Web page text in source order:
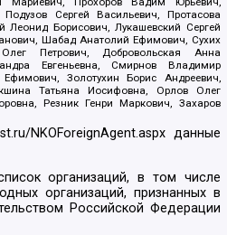
Сергей Васильевич, Протасова
Леонид Борисович, Лукашевский Сергей
Шабад Анатолий Ефимович, Сухих
Петрович, Добровольская Анна
Евгеньевна, Смирнов Владимир
Золотухин Борис Андреевич,
Татьяна Иосифовна, Орлов Олег
Резник Генри Маркович, Захаров
NKOForeignAgent.aspxданные
организаций, в том числе
организаций, признанных в
Российской Федерации